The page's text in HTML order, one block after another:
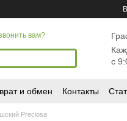
вам?
с
и обмен Контакты
Preciosa